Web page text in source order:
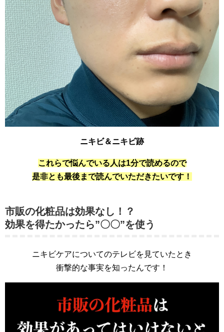
ニキビ＆ニキビ跡
これらで悩んでいる人は1分で読めるので
是非とも最後まで読んでいただきたいです！
市販の化粧品は効果なし！？
効果を得たかったら”〇〇”を使う
ニキビケアについてのテレビを見ていたとき
衝撃的な事実を知ったんです！